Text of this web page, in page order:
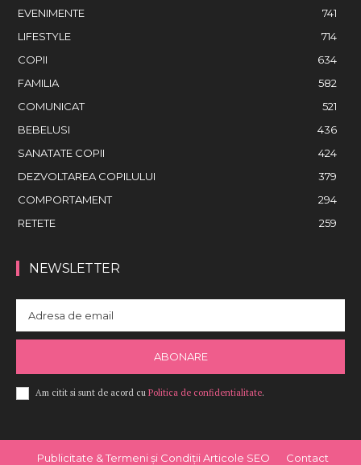
EVENIMENTE
741
LIFESTYLE
714
COPII
634
FAMILIA
582
COMUNICAT
521
BEBELUSI
436
SANATATE COPII
424
DEZVOLTAREA COPILULUI
379
COMPORTAMENT
294
RETETE
259
NEWSLETTER
ABONARE
Am citit si sunt de acord cu Politica de confidentialitate.
Publicitate & Termeni și Condiții Articole SEO
Contact